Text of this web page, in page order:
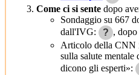
Come ci si sente dopo
Sondaggio su 667
dall'IVG:
? ,
Articolo della CNN
sulla salute
dicono gli esperti»: